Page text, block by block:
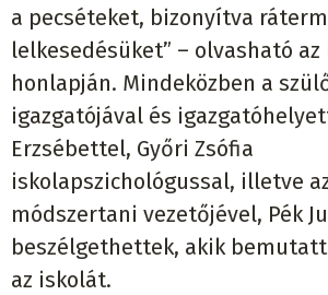
a pecséteket, bizonyítva
lelkesedésüket” – olvasható az
honlapján. Mindeközben a
igazgatójával és
Erzsébettel, Győri Zsófia
iskolapszichológussal, illetve
módszertani vezetőjével, Pék
beszélgethettek, akik
az iskolát.